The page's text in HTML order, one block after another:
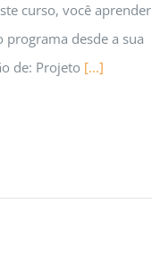
curso, você aprender
programa desde a sua
de: Projeto [...]